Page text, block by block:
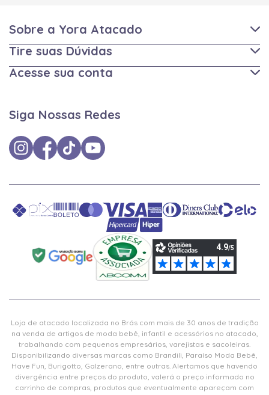
Sobre a Yora Atacado
Tire suas Dúvidas
Acesse sua conta
Siga Nossas Redes
Loja de atacado localizada no Brás com mais de 30 anos de tradição
na venda de artigos de moda bebê, infantil e acessórios no atacado,
trabalhando com pequenos empresários, varejistas e sacoleiras.
Disponibilizando diversas marcas como Brandili, Paraíso Moda Bebê,
Have Fun, Burigotto, Galzerano, entre outras. Alertamos que havendo
divergência entre preços do produto, valerá o preço informado no
carrinho de compras, produtos que eventualmente apareçam com